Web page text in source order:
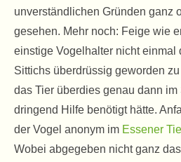
unverständlichen Gründen ganz
gesehen. Mehr noch: Feige wie
einstige Vogelhalter nicht einmal
Sittichs überdrüssig geworden
das Tier überdies genau dann
dringend Hilfe benötigt hätte.
der Vogel anonym im Essener
Wobei abgegeben nicht ganz